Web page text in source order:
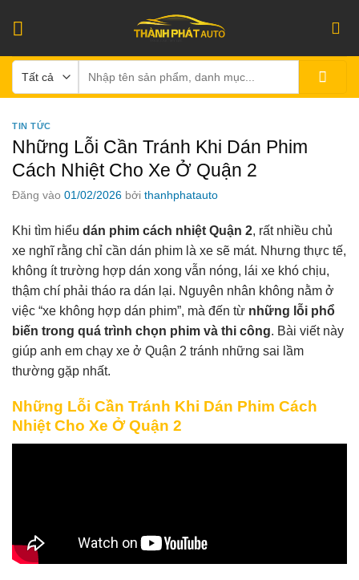
kiếm:
TIN TỨC
Những Lỗi Cần Tránh Khi Dán Phim
Cách Nhiệt Cho Xe Ở Quận 2
Đăng vào 01/02/2026 bởi thanhphatauto
Khi tìm hiểu dán phim cách nhiệt Quận 2, rất nhiều chủ
xe nghĩ rằng chỉ cần dán phim là xe sẽ mát. Nhưng thực tế,
không ít trường hợp dán xong vẫn nóng, lái xe khó chịu,
thậm chí phải tháo ra dán lại. Nguyên nhân không nằm ở
việc “xe không hợp dán phim”, mà đến từ những lỗi phổ
biến trong quá trình chọn phim và thi công. Bài viết này
giúp anh em chạy xe ở Quận 2 tránh những sai lầm
thường gặp nhất.
Những Lỗi Cần Tránh Khi Dán Phim Cách
Nhiệt Cho Xe Ở Quận 2